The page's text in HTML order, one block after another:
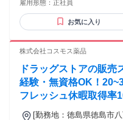
344,300円 （29ｈ分時
※赴任住宅手当3万円込
【経験者B】小売業で店
者)) 309,300円～376,200
残業時間22ｈ） ※赴任
入居の場合） 勤務形態やエリアによって異なります。 詳細に
ついては【勤務地範囲
後、資格取得を目指す
同業界からの転職者が
ています。もちろん異
雇用形態： 正社員
お気に入り
株式会社コスモス薬品
ドラッグストアの販
経験・無資格OK！
フレッシュ休暇取得率
[勤務地：徳島県徳島市